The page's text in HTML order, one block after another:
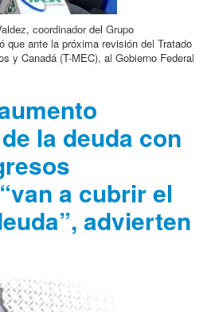
coordinador del Grupo
que ante la próxima revisión del Tratado
y Canadá (T-MEC), al Gobierno Federal
la deuda con
a cubrir el
advierten